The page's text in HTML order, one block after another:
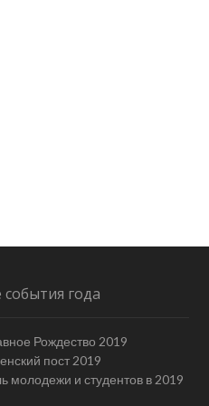
года
Рождество 2019
пост 2019
молодежи и студентов в 2019